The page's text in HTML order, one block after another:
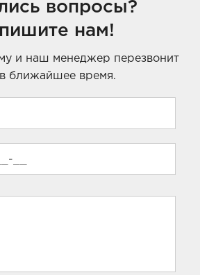
вопросы?
нам!
и наш менеджер перезвонит
ближайшее время.